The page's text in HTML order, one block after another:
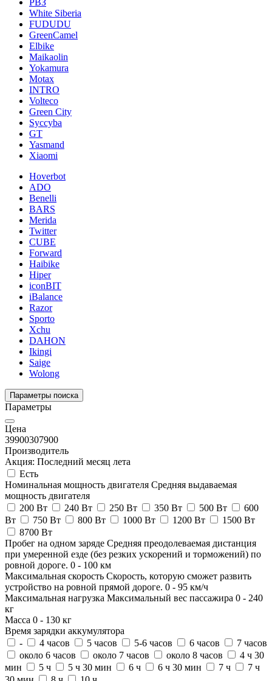
White Siberia
FUDUDU
GreenCamel
Elbike
Maikaolin
Yokamura
Motax
INTRO
Volteco
Green City
Syccyba
GT
Yasmand
Xiaomi
Hoverbot
ADO
Benelli
BARS
Merida
Twitter
CUBE
Forward
Haibike
Hiper
iconBIT
iBalance
Razor
Sporto
Xchu
DAHON
Ikingi
Saige
Wolong
Параметры поиска
Параметры
Цена
39900307900
Производитель
Акция: Последний месяц лета
Есть
Номинальная мощность двигателя Средняя выдаваемая
мощность двигателя
200 Вт
240 Вт 250 Вт 350 Вт 500 Вт
600
Вт
750 Вт 800 Вт 1000 Вт 1200 Вт
1500 Вт
8700 Вт
Пробег на одном заряде Средняя преодолеваемая дистанция
при умеренной езде (без резких ускорений и торможений) по
ровной дороге. 0 - 100 км
Максимальная скорость Скорость, которую сможет развить
устройство на ровной прямой дороге. 0 - 95 км/ч
Максимальная нагрузка Максимальный вес пассажира 0 - 240
кг
Масса 0 - 130 кг
Время зарядки аккумулятора
-
4 часов 5 часов 5-6 часов 6 часов
7 часов
около 6 часов
около 7 часов около 8 часов
4 ч 30
мин
5 ч 5 ч 30 мин 6 ч 6 ч 30 мин 7 ч
7 ч